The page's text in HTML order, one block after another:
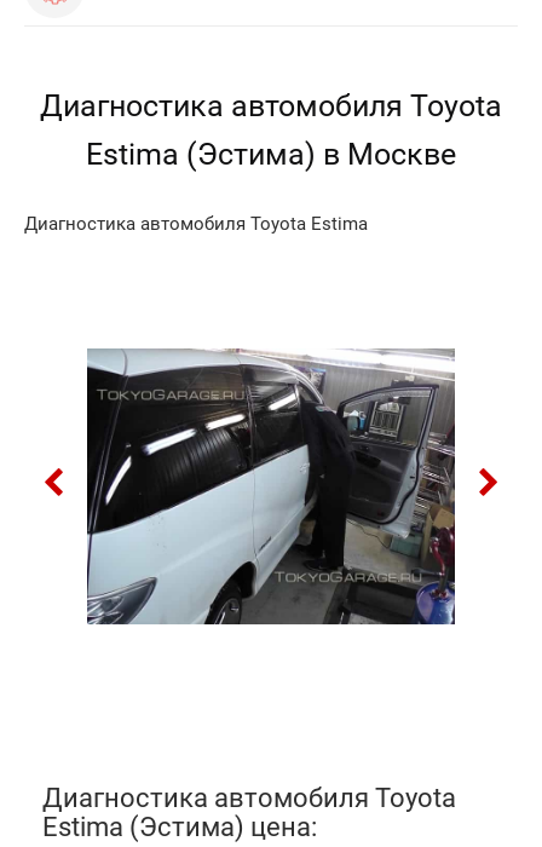
Диагностика автомобиля Toyota
Estima (Эстима) в Москве
Диагностика автомобиля Toyota Estima
Диагностика автомобиля Toyota
Estima (Эстима) цена: